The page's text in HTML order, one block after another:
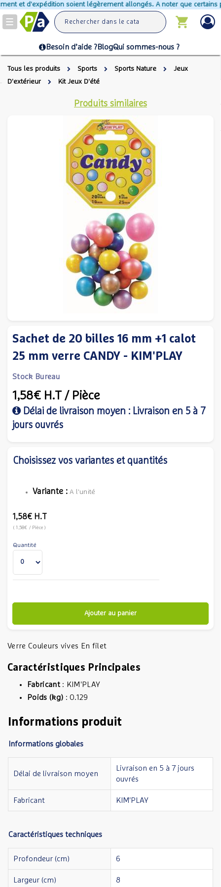
d'expédition soient légèrement allongés. A noter que certains
Toggle
navigation
Besoin d’aide ?BlogQui sommes-nous ?
Tous les produits Sports Sports Nature
Jeux
D'extérieur
Kit Jeux D'été
Produits similaires
Sachet de 20 billes 16 mm +1 calot
25 mm verre CANDY - KIM'PLAY
Stock Bureau
1,58€ H.T / Pièce
Délai de livraison moyen : Livraison en 5 à 7
jours ouvrés
Choisissez vos variantes et quantités
Variante :A l'unité
1,58€ H.T
(1,58€ / Pièce)
Quantité
Ajouter au panier
Verre Couleurs vives En filet
Caractéristiques Principales
Fabricant: KIM'PLAY
Poids (kg) : 0.129
Informations produit
Informations globales
Délai de livraison moyen
Livraison en 5 à 7 jours
ouvrés
Fabricant KIM'PLAY
Caractéristiques techniques
Profondeur (cm) 6
Largeur (cm) 8